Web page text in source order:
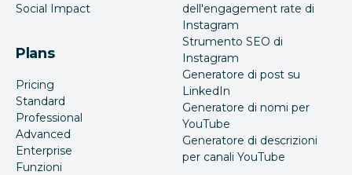
Social Impact
Plans
Pricing
Standard
Professional
Advanced
Enterprise
Funzioni
dell'engagement rate di
Instagram
Strumento SEO di
Instagram
Generatore di post su
LinkedIn
Generatore di nomi per
YouTube
Generatore di descrizioni
per canali YouTube